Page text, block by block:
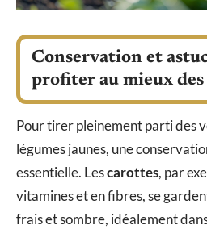
Conservation et
profiter au mieux des
Pour tirer pleinement parti des
légumes jaunes, une
essentielle. Lescarottes, par
vitamines et en fibres, se
frais et sombre, idéalement